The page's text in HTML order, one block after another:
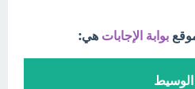
بوابة الإجابات هي:
الوسيط